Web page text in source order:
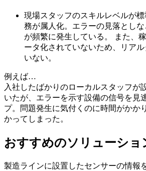
現場スタッフのスキルレベルが
務が属人化。エラーの見落とし
が頻繁に発生している。 また、
ータ化されていないため、リア
いない。
例えば…
入社したばかりのローカルスタッフが
いたが、エラーを⽰す設備の信号を⾒
プ。問題発⽣に気付くのに時間がかか
かってしまった。
おすすめのソリューショ
製造ラインに設置したセンサーの情報